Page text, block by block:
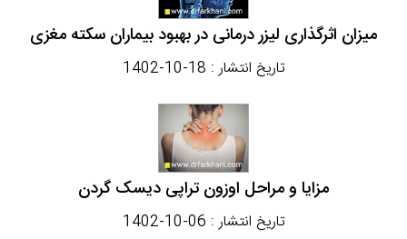
میزان اثرگذاری لیزر درمانی در بهبود بیماران سکته مغزی
تاریخ انتشار : 1402-10-18
مزایا و مراحل اوزون تراپی دیسک گردن
تاریخ انتشار : 1402-10-06